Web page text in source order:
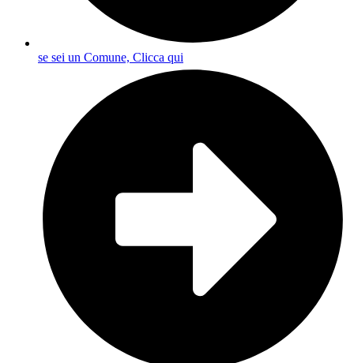
se sei un Comune, Clicca qui